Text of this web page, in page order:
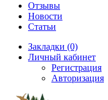
Отзывы
Новости
Статьи
Закладки (0)
Личный кабинет
Регистрация
Авторизация